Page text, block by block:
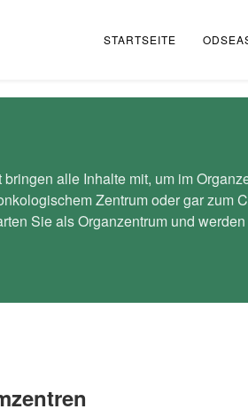
STARTSEITE
alle Inhalte mit, um im
Zentrum oder gar
Sie als Organzentrum und